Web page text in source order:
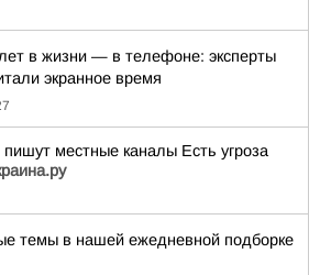
в жизни — в телефоне: эксперты
экранное время
местные каналы Есть угроза
темы в нашей ежедневной подборке